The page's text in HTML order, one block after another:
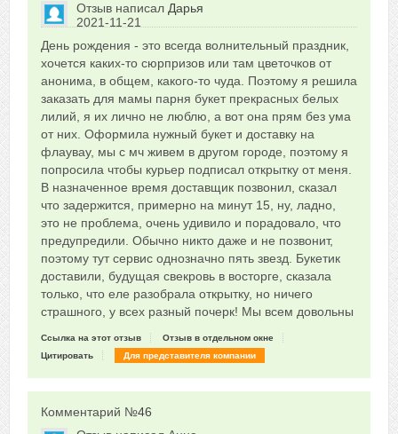
Отзыв написал Дарья
2021-11-21
0
Сказать друзьям об отзыве
День рождения - это всегда волнительный праздник,
хочется каких-то сюрпризов или там цветочков от
анонима, в общем, какого-то чуда. Поэтому я решила
заказать для мамы парня букет прекрасных белых
лилий, я их лично не люблю, а вот она прям без ума
от них. Оформила нужный букет и доставку на
флаувау, мы с мч живем в другом городе, поэтому я
попросила чтобы курьер подписал открытку от меня.
В назначенное время доставщик позвонил, сказал
что задержится, примерно на минут 15, ну, ладно,
это не проблема, очень удивило и порадовало, что
предупредили. Обычно никто даже и не позвонит,
поэтому тут сервис однозначно пять звезд. Букетик
доставили, будущая свекровь в восторге, сказала
только, что еле разобрала открытку, но ничего
страшного, у всех разный почерк! Мы всем довольны
Ссылка на этот отзыв
Отзыв в отдельном окне
Цитировать
Для представителя компании
Комментарий №46